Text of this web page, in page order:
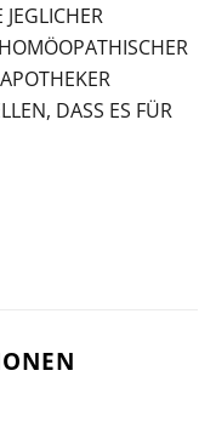
M
K
DASS ES FÜR D